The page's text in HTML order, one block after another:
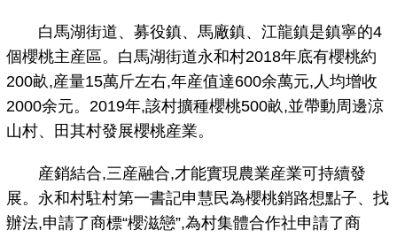
白馬湖街道、募役鎮、馬廠鎮、江龍鎮是鎮寧的4
個櫻桃主産區。白馬湖街道永和村2018年底有櫻桃約
200畝,産量15萬斤左右,年産值達600余萬元,人均增收
2000余元。2019年,該村擴種櫻桃500畝,並帶動周邊涼
山村、田其村發展櫻桃産業。
産銷結合,三産融合,才能實現農業産業可持續發
展。永和村駐村第一書記申慧民為櫻桃銷路想點子、找
辦法,申請了商標“櫻滋戀”,為村集體合作社申請了商